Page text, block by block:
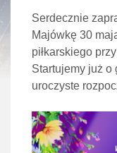
Serdecznie
Majówkę 30
piłkarskiego
Startujemy już o
uroczyste